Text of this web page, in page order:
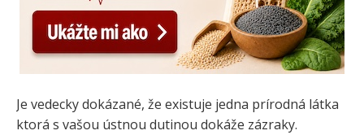
Je vedecky dokázané, že existuje jedna prírodná látka
ktorá s vašou ústnou dutinou dokáže zázraky.